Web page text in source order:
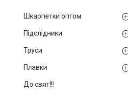
Шкарпетки оптом
Підслідники
Труси
Плавки
До свят!!!